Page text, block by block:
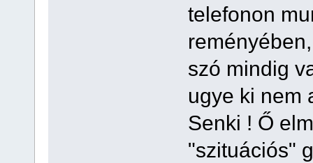
telefonon
szó mindig
ugye ki nem
Senki ! Ő
"szituációs"